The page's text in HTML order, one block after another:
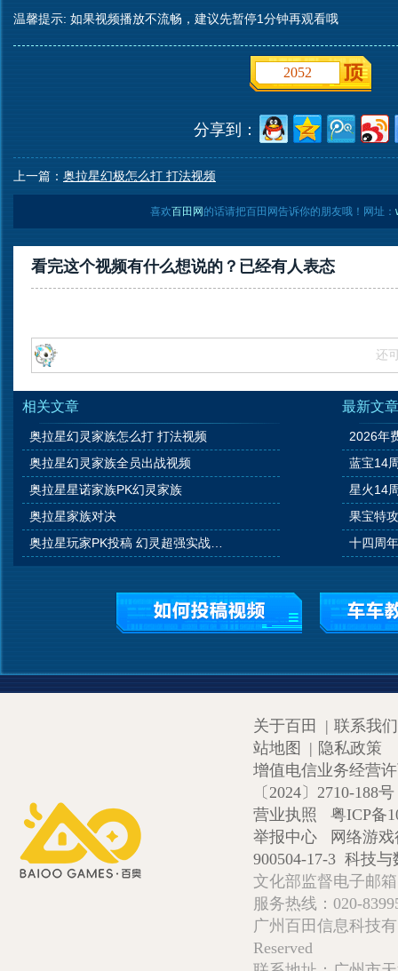
温馨提示: 如果视频播放不流畅，建议先暂停1分钟再观看哦
2052
分享到：
上一篇： 奥拉星幻极怎么打 打法视频
喜欢百田网 的话请把百田网告诉你的朋友哦！网址：
看完这个视频有什么想说的？已经有人表态
还
相关文章
奥拉星幻灵家族怎么打 打法视频
奥拉星幻灵家族全员出战视频
奥拉星星诺家族PK幻灵家族
奥拉星家族对决
最新文章
2026年
蓝宝14
星火14
果宝特
十四周
关于百田 | 联系我们
站地图
| 隐私政策
增值电信业务经营
〔2024〕2710-188号
营业执照
粤ICP备
举报中心
网络游
900504-17-3 科技与
文化部监督电子邮
服务热线：020-
广州百田信息科技
Reserved